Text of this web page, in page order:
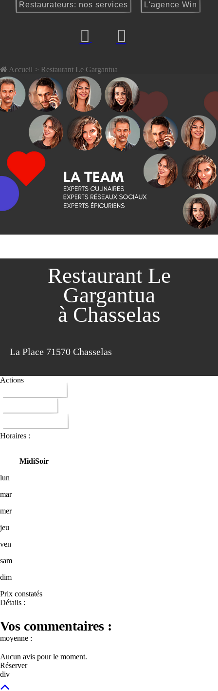
Restaurateurs: nos services L'agence Win
Accueil > Restaurant Le Gargantua
Restaurant Le
Gargantua
à Chasselas
La Place 71570 Chasselas
Actions
Horaires :
MidiSoir
lun
mar
mer
jeu
ven
sam
dim
Prix constatés
Détails :
Vos commentaires :
moyenne :
Aucun avis pour le moment.
Réserver
div